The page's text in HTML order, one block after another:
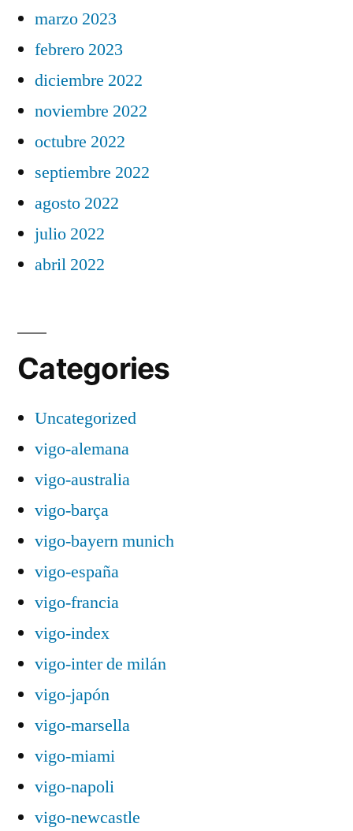
marzo 2023
febrero 2023
diciembre 2022
noviembre 2022
octubre 2022
septiembre 2022
agosto 2022
julio 2022
abril 2022
Categories
Uncategorized
vigo-alemana
vigo-australia
vigo-barça
vigo-bayern munich
vigo-españa
vigo-francia
vigo-index
vigo-inter de milán
vigo-japón
vigo-marsella
vigo-miami
vigo-napoli
vigo-newcastle